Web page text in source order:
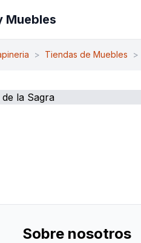
Muebles
> Tiendas de Muebles >
Sobre nosotros